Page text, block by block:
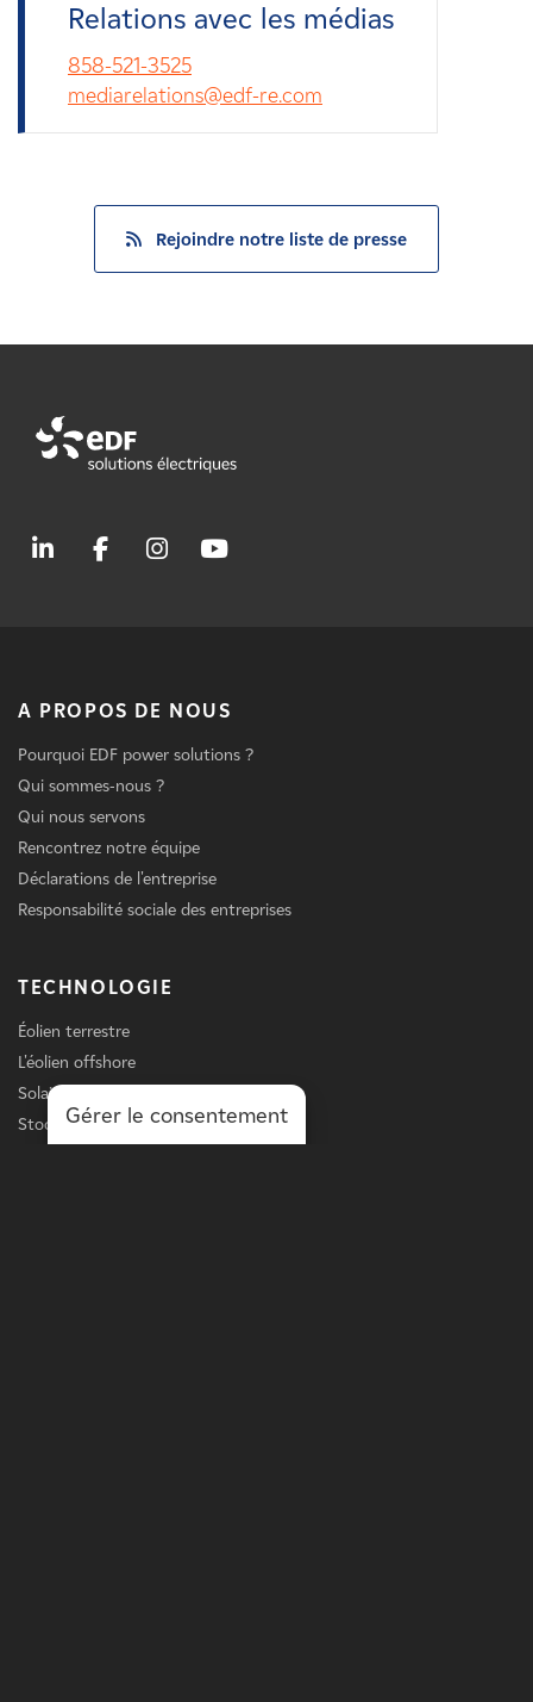
Relations avec les médias
858-521-3525
mediarelations@edf-re.com
Rejoindre notre liste de presse
A PROPOS DE NOUS
Pourquoi EDF power solutions ?
Qui sommes-nous ?
Qui nous servons
Rencontrez notre équipe
Déclarations de l'entreprise
Responsabilité sociale des entreprises
TECHNOLOGIE
Éolien terrestre
L'éolien offshore
Solaire
StockageGérer le consentement